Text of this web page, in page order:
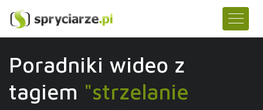
Poradniki wideo z
tagiem "strzelanie